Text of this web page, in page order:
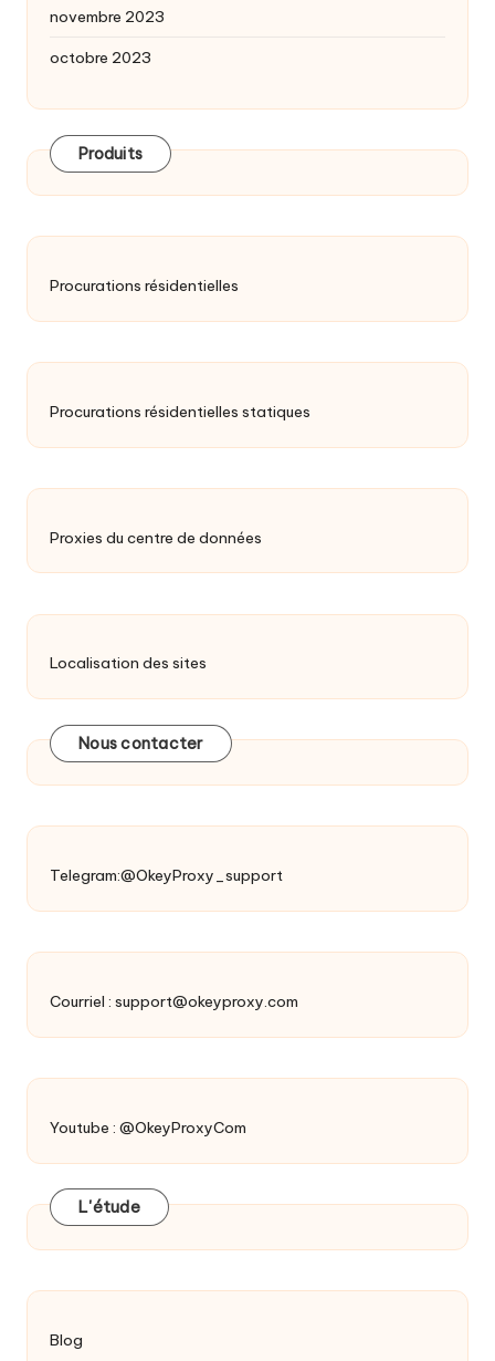
novembre 2023
octobre 2023
Produits
Procurations résidentielles
Procurations résidentielles statiques
Proxies du centre de données
Localisation des sites
Nous contacter
Telegram:@OkeyProxy_support
Courriel : support@okeyproxy.com
Youtube : @OkeyProxyCom
L'étude
Blog